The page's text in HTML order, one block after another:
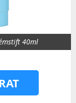
40ml